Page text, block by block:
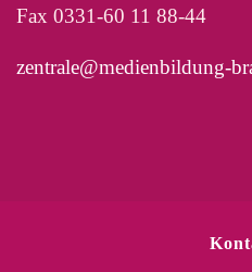
Fax 0331-60 11 88-44
zentrale@medienbildung-